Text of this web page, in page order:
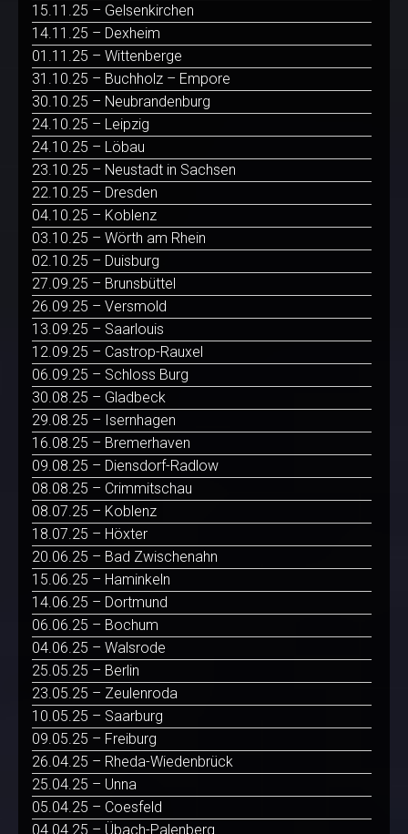
15.11.25 – Gelsenkirchen
14.11.25 – Dexheim
01.11.25 – Wittenberge
31.10.25 – Buchholz – Empore
30.10.25 – Neubrandenburg
24.10.25 – Leipzig
24.10.25 – Löbau
23.10.25 – Neustadt in Sachsen
22.10.25 – Dresden
04.10.25 – Koblenz
03.10.25 – Wörth am Rhein
02.10.25 – Duisburg
27.09.25 – Brunsbüttel
26.09.25 – Versmold
13.09.25 – Saarlouis
12.09.25 – Castrop-Rauxel
06.09.25 – Schloss Burg
30.08.25 – Gladbeck
29.08.25 – Isernhagen
16.08.25 – Bremerhaven
09.08.25 – Diensdorf-Radlow
08.08.25 – Crimmitschau
08.07.25 – Koblenz
18.07.25 – Höxter
20.06.25 – Bad Zwischenahn
15.06.25 – Haminkeln
14.06.25 – Dortmund
06.06.25 – Bochum
04.06.25 – Walsrode
25.05.25 – Berlin
23.05.25 – Zeulenroda
10.05.25 – Saarburg
09.05.25 – Freiburg
26.04.25 – Rheda-Wiedenbrück
25.04.25 – Unna
05.04.25 – Coesfeld
04.04.25 – Übach-Palenberg